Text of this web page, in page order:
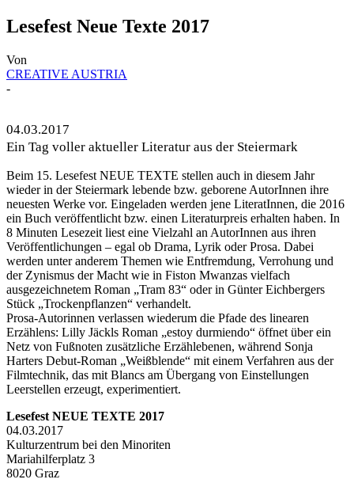
Lesefest Neue Texte 2017
Von
CREATIVE AUSTRIA
-
04.03.2017
Ein Tag voller aktueller Literatur aus der Steiermark
Beim 15. Lesefest NEUE TEXTE stellen auch in diesem Jahr
wieder in der Steiermark lebende bzw. geborene AutorInnen ihre
neuesten Werke vor. Eingeladen werden jene LiteratInnen, die 2016
ein Buch veröffentlicht bzw. einen Literaturpreis erhalten haben. In
8 Minuten Lesezeit liest eine Vielzahl an AutorInnen aus ihren
Veröffentlichungen – egal ob Drama, Lyrik oder Prosa. Dabei
werden unter anderem Themen wie Entfremdung, Verrohung und
der Zynismus der Macht wie in Fiston Mwanzas vielfach
ausgezeichnetem Roman „Tram 83“ oder in Günter Eichbergers
Stück „Trockenpflanzen“ verhandelt.
Prosa-Autorinnen verlassen wiederum die Pfade des linearen
Erzählens: Lilly Jäckls Roman „estoy durmiendo“ öffnet über ein
Netz von Fußnoten zusätzliche Erzählebenen, während Sonja
Harters Debut-Roman „Weißblende“ mit einem Verfahren aus der
Filmtechnik, das mit Blancs am Übergang von Einstellungen
Leerstellen erzeugt, experimentiert.
Lesefest NEUE TEXTE 2017
04.03.2017
Kulturzentrum bei den Minoriten
Mariahilferplatz 3
8020 Graz